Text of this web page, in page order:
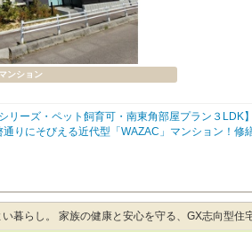
マンション
リーズ・ペット飼育可・南東角部屋プラン３LDK
りにそびえる近代型「WAZAC」マンション！修
電「五稜郭公園前」駅徒歩2分、シエスタハコダ
ソン行啓通店が入り、周辺は銀行・デパート・各
す。床暖房付き暖房等多機能な設備、あんしん
な暮らしを支える「ワザック品質」マンションで
暮らし。 家族の健康と安心を守る、GX志向型住